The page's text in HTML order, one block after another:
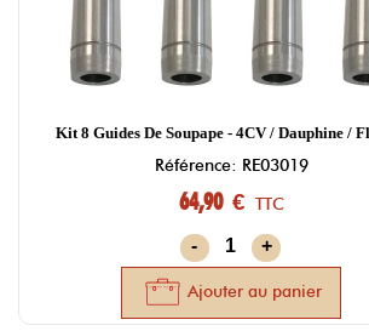
Kit 8 Guides De Soupape - 4CV / Dauphine /
Référence: RE03019
64,90 € TTC
-
+
Ajouter au panier